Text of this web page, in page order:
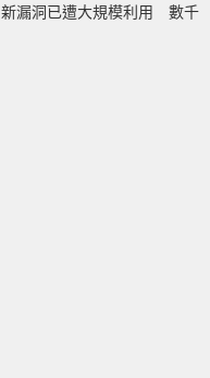
漏洞已遭大規模利用 數千